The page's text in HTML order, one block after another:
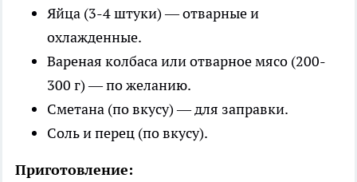
Яйца (3-4 штуки) — отварные и
охлажденные.
Вареная колбаса или отварное мясо (200-
300 г) — по желанию.
Сметана (по вкусу) — для заправки.
Соль и перец (по вкусу).
Приготовление: